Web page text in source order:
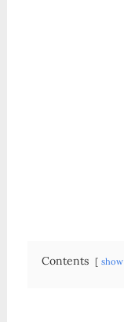
Contents show